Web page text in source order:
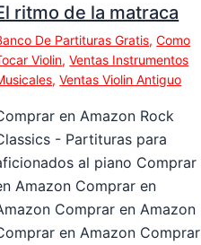
ritmo de la matraca
De Partituras Gratis,Como
Violin,Ventas Instrumentos
,Ventas Violin Antiguo
en Amazon Rock
- Partituras para
al piano Comprar
Amazon Comprar en
Comprar en Amazon
en Amazon Comprar